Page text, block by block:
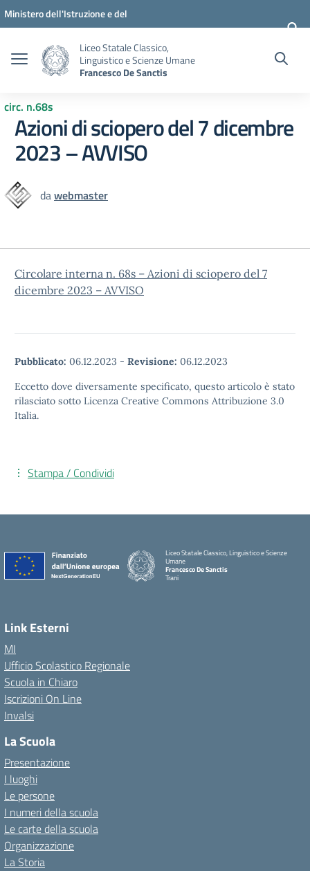
Vai ai contenuti
Vai al menu di navigazione
Vai al footer
Ministero dell'Istruzione e del
Liceo Statale Classico,
Linguistico e Scienze Umane
Francesco De Sanctis
circ. n.68s
Azioni di sciopero del 7 dicembre
2023 – AVVISO
dawebmaster
Circolare interna n. 68s – Azioni di sciopero del 7
dicembre 2023 – AVVISO
Pubblicato: 06.12.2023 - Revisione: 06.12.2023
Eccetto dove diversamente specificato, questo articolo è stato
rilasciato sotto Licenza Creative Commons Attribuzione 3.0
Italia.
Stampa / Condividi
Liceo Statale Classico, Linguistico e Scienze
Umane
Francesco De Sanctis
Trani
Link Esterni
MI
Ufficio Scolastico Regionale
Scuola in Chiaro
Iscrizioni On Line
Invalsi
La Scuola
Presentazione
I luoghi
Le persone
I numeri della scuola
Le carte della scuola
Organizzazione
La Storia